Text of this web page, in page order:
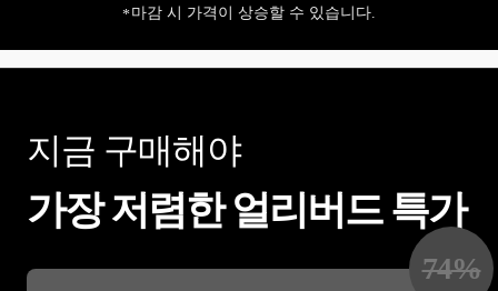
마감 시 가격이 상승할 수 있습니다.
지금 구매해야
가장 저렴한 얼리버드 특가
74%